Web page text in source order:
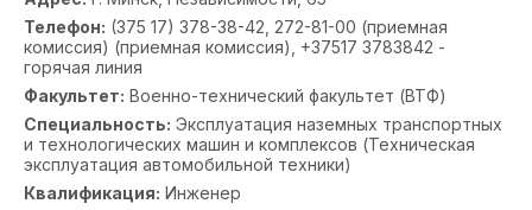
Телефон: (375 17) 378-38-42, 272-81-00 (приемная
комиссия) (приемная комиссия), +37517 3783842 -
горячая линия
Факультет: Военно-технический факультет (ВТФ)
Специальность: Эксплуатация наземных транспортных
и технологических машин и комплексов (Техническая
эксплуатация автомобильной техники)
Квалификация: Инженер